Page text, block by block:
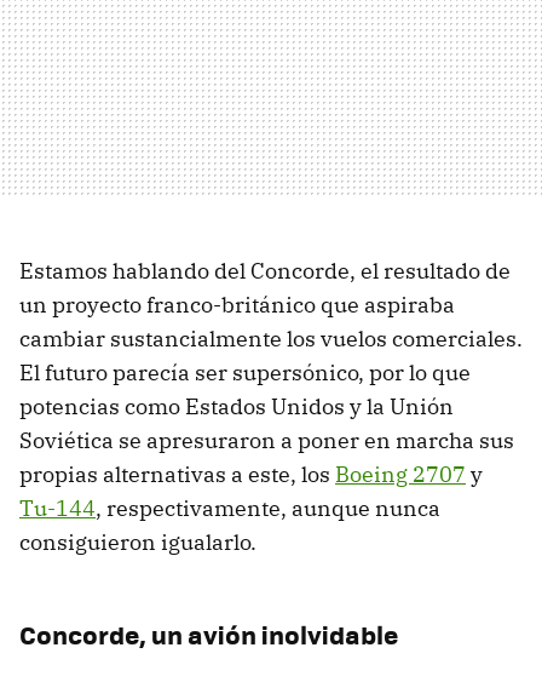
Estamos hablando del Concorde, el resultado de
un proyecto franco-británico que aspiraba
cambiar sustancialmente los vuelos comerciales.
El futuro parecía ser supersónico, por lo que
potencias como Estados Unidos y la Unión
Soviética se apresuraron a poner en marcha sus
propias alternativas a este, los Boeing 2707 y
Tu-144, respectivamente, aunque nunca
consiguieron igualarlo.
Concorde, un avión inolvidable